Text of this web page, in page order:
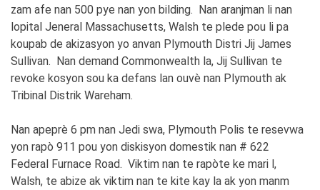
zam afe nan 500 pye nan yon bilding. Nan aranjman li nan
lopital Jeneral Massachusetts, Walsh te plede pou li pa
koupab de akizasyon yo anvan Plymouth Distri Jij James
Sullivan. Nan demand Commonwealth la, Jij Sullivan te
revoke kosyon sou ka defans lan ouvè nan Plymouth ak
Tribinal Distrik Wareham.
Nan apeprè 6 pm nan Jedi swa, Plymouth Polis te resevwa
yon rapò 911 pou yon diskisyon domestik nan # 622
Federal Furnace Road. Viktim nan te rapòte ke mari l,
Walsh, te abize ak viktim nan te kite kay la ak yon manm